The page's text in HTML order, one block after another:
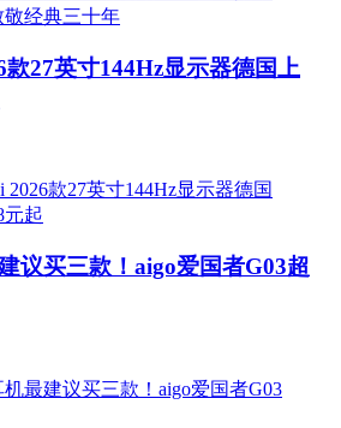
27英寸144Hz显示器德国上
议买三款！aigo爱国者G03超